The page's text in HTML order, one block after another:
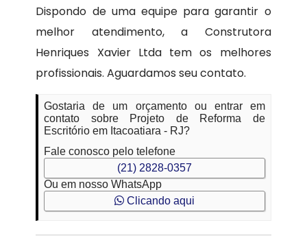
Dispondo de uma equipe para garantir o
melhor atendimento, a Construtora
Henriques Xavier Ltda tem os melhores
profissionais. Aguardamos seu contato.
Gostaria de um orçamento ou entrar em
contato sobre Projeto de Reforma de
Escritório em Itacoatiara - RJ?
Fale conosco pelo telefone
(21) 2828-0357
Ou em nosso WhatsApp
Clicando aqui